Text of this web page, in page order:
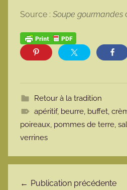
Source : Soupe gourmandes
Retour à la tradition
apéritif, beurre, buffet,
poireaux, pommes de terre,
verrines
Publication précédente